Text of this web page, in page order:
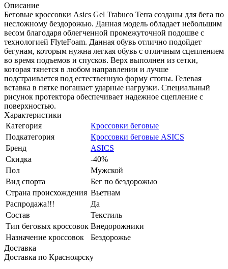
Описание
Беговые кроссовки Asics Gel Trabuco Terra созданы для бега по
несложному бездорожью. Данная модель обладает небольшим
весом благодаря облегченной промежуточной подошве с
технологией FlyteFoam. Данная обувь отлично подойдет
бегунам, которым нужна легкая обувь с отличным сцеплением
во время подъемов и спусков. Верх выполнен из сетки,
которая тянется в любом направлении и лучше
подстраивается под естественную форму стопы. Гелевая
вставка в пятке погашает ударные нагрузки. Специальный
рисунок протектора обеспечивает надежное сцепление с
поверхностью.
Характеристики
Категория
Кроссовки беговые
Подкатегория
Кроссовки беговые ASICS
Бренд
ASICS
Скидка
-40%
Пол
Мужской
Вид спорта
Бег по бездорожью
Страна происхождения Вьетнам
Распродажа!!!
Да
Состав
Текстиль
Тип беговых кроссовок Внедорожники
Назначение кроссовок
Бездорожье
Доставка
Доставка по Красноярску